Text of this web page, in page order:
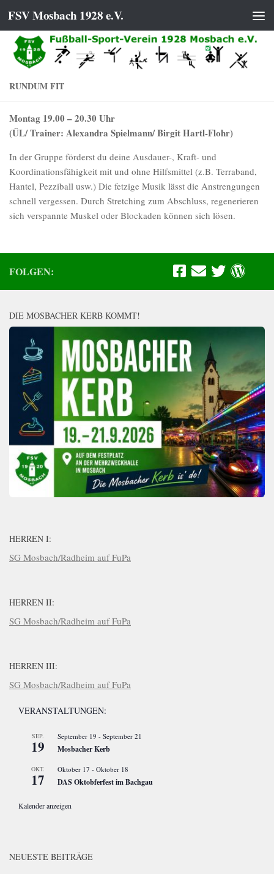
Zum Inhalt springen
FSV Mosbach 1928 e.V.
RUNDUM FIT
Montag 19.00 – 20.30 Uhr
(ÜL/ Trainer: Alexandra Spielmann/ Birgit Hartl-Flohr)
In der Gruppe förderst du deine Ausdauer-, Kraft- und
Koordinationsfähigkeit mit und ohne Hilfsmittel (z.B. Terraband,
Hantel, Pezziball usw.) Die fetzige Musik lässt die Anstrengungen
schnell vergessen. Durch Stretching zum Abschluss, regenerieren
sich verspannte Muskel oder Blockaden können sich lösen.
FOLGEN:
DIE MOSBACHER KERB KOMMT!
HERREN I:
SG Mosbach/Radheim auf FuPa
HERREN II:
SG Mosbach/Radheim auf FuPa
HERREN III:
SG Mosbach/Radheim auf FuPa
VERANSTALTUNGEN:
SEP.
19
September 19 - September 21
Mosbacher Kerb
OKT.
17
Oktober 17 - Oktober 18
DAS Oktobferfest im Bachgau
Kalender anzeigen
NEUESTE BEITRÄGE